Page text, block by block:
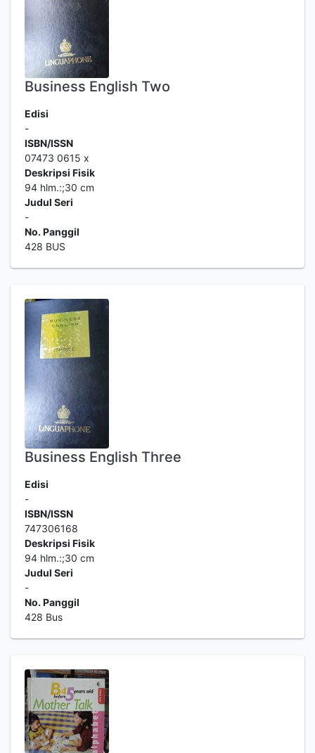
Business English Two
Edisi
-
ISBN/ISSN
07473 0615 x
Deskripsi Fisik
94 hlm.:;30 cm
Judul Seri
-
No. Panggil
428 BUS
Business English Three
Edisi
-
ISBN/ISSN
747306168
Deskripsi Fisik
94 hlm.:;30 cm
Judul Seri
-
No. Panggil
428 Bus